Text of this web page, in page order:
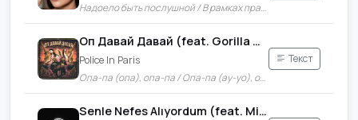
Надоело быть послушной / В рамках правильных сидеть
Оп Давай Давай (feat. Gorilla Glue & Lil Nakur)
Police In Paris
Опа-па (опа), опа-па / Опа-па (ay-yo), опа-па
Текст
Senle Nefes Alıyordum (feat. Mina)